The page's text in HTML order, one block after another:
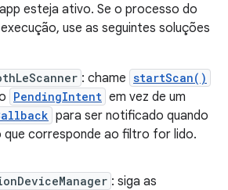
esteja ativo. Se o processo do
use as seguintes soluções
: chame startScan()
PendingIntent em vez de um
para ser notificado quando
que corresponde ao filtro for lido.
: siga as